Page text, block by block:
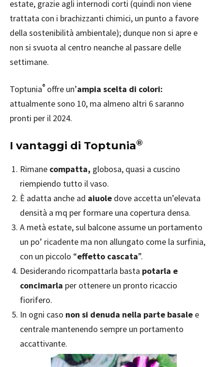
estate, grazie agli internodi corti (quindi non viene
trattata con i brachizzanti chimici, un punto a favore
della sostenibilità ambientale); dunque non si apre e
non si svuota al centro neanche al passare delle
settimane.
Toptunia® offre un’ampia scelta di colori:
attualmente sono 10, ma almeno altri 6 saranno
pronti per il 2024.
I vantaggi di Toptunia®
Rimane compatta, globosa, quasi a cuscino
riempiendo tutto il vaso.
È adatta anche ad aiuole dove accetta un’elevata
densità a mq per formare una copertura densa.
A metà estate, sul balcone assume un portamento
un po’ ricadente ma non allungato come la surfinia,
con un piccolo “effetto cascata”.
Desiderando ricompattarla basta potarla e
concimarla per ottenere un pronto ricaccio
fiorifero.
In ogni caso non si denuda nella parte basale e
centrale mantenendo sempre un portamento
accattivante.